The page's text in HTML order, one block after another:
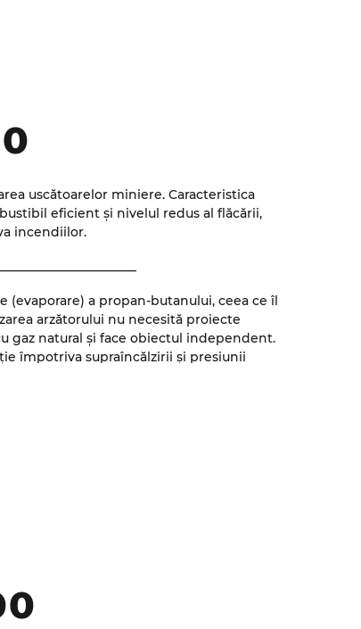
uscătoarelor miniere. Caracteristica
eficient și nivelul redus al flăcării,
incendiilor.
(evaporare) a propan-butanului, ceea ce îl
arzătorului nu necesită proiecte
gaz natural și face obiectul independent.
împotriva supraîncălzirii și presiunii